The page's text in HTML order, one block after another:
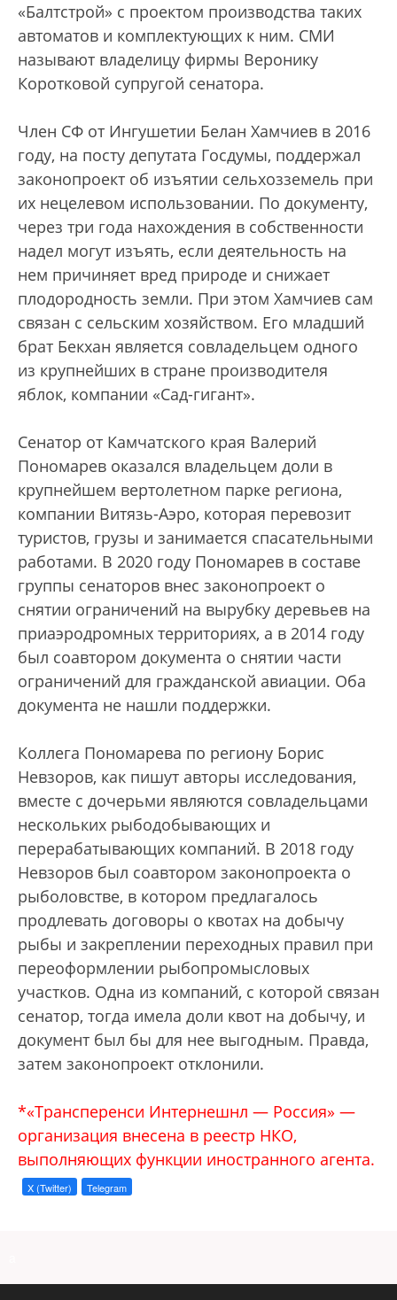
«Балтстрой» с проектом производства таких
автоматов и комплектующих к ним. СМИ
называют владелицу фирмы Веронику
Коротковой супругой сенатора.
Член СФ от Ингушетии Белан Хамчиев в 2016
году, на посту депутата Госдумы, поддержал
законопроект об изъятии сельхозземель при
их нецелевом использовании. По документу,
через три года нахождения в собственности
надел могут изъять, если деятельность на
нем причиняет вред природе и снижает
плодородность земли. При этом Хамчиев сам
связан с сельским хозяйством. Его младший
брат Бекхан является совладельцем одного
из крупнейших в стране производителя
яблок, компании «Сад-гигант».
Сенатор от Камчатского края Валерий
Пономарев оказался владельцем доли в
крупнейшем вертолетном парке региона,
компании Витязь-Аэро, которая перевозит
туристов, грузы и занимается спасательными
работами. В 2020 году Пономарев в составе
группы сенаторов внес законопроект о
снятии ограничений на вырубку деревьев на
приаэродромных территориях, а в 2014 году
был соавтором документа о снятии части
ограничений для гражданской авиации. Оба
документа не нашли поддержки.
Коллега Пономарева по региону Борис
Невзоров, как пишут авторы исследования,
вместе с дочерьми являются совладельцами
нескольких рыбодобывающих и
перерабатывающих компаний. В 2018 году
Невзоров был соавтором законопроекта о
рыболовстве, в котором предлагалось
продлевать договоры о квотах на добычу
рыбы и закреплении переходных правил при
переоформлении рыбопромысловых
участков. Одна из компаний, с которой связан
сенатор, тогда имела доли квот на добычу, и
документ был бы для нее выгодным. Правда,
затем законопроект отклонили.
*«Трансперенси Интернешнл — Россия» —
организация внесена в реестр НКО,
выполняющих функции иностранного агента.
X (Twitter) Telegram